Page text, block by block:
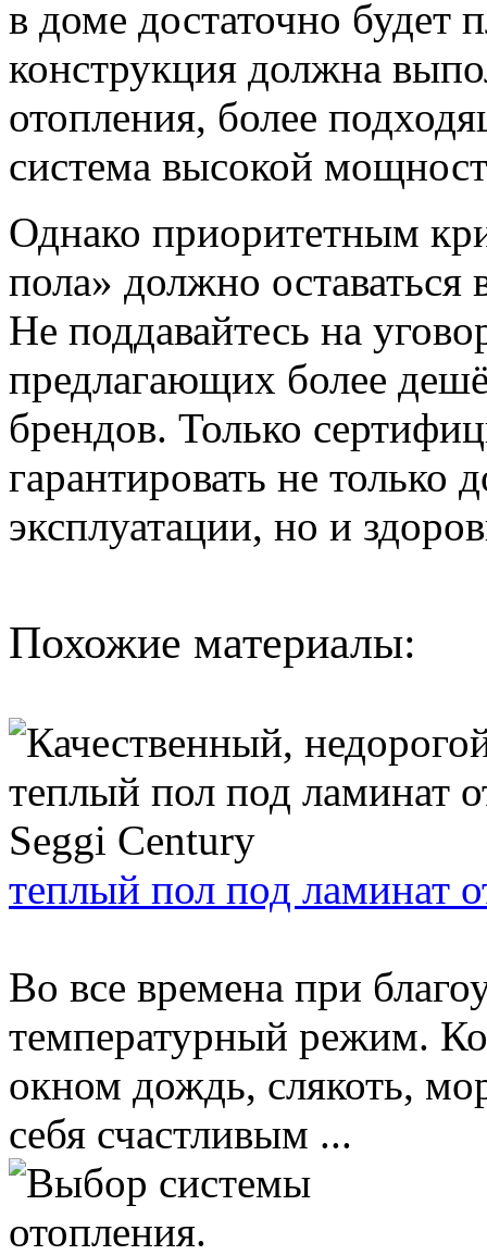
в доме достаточно будет
конструкция должна
отопления, более
система высокой
Однако приоритетным
пола» должно оставаться
Не поддавайтесь на
предлагающих более
брендов. Только
гарантировать не только
эксплуатации, но и
Похожие материалы:
теплый пол под ламинат
Во все времена при
температурный режим.
окном дождь, слякоть,
себя счастливым ...